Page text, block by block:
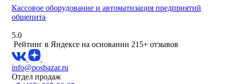
Кассовое оборудование и автоматизация предприятий
общепита
5.0
Рейтинг в Яндексе на основании 215+ отзывов
info@posbazar.ru
Отдел продаж